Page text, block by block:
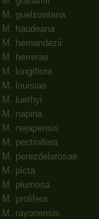
M. guelzowiana
M. haudeana
M. hernandezii
M. herrerae
M. longiflora
M. louisiae
M. luethyi
M. napina
M. nejapensis
M. pectinifera
M. perezdelarosae
M. picta
M. plumosa
M. prolifera
M. rayonensis